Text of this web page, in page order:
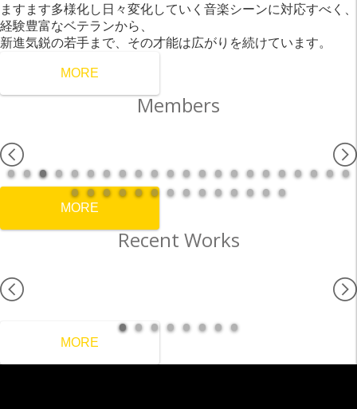
ますます多様化し日々変化していく音楽シーンに対応すべく、
経験豊富なベテランから、
新進気鋭の若手まで、その才能は広がりを続けています。
MORE
Members
MORE
Recent Works
MORE